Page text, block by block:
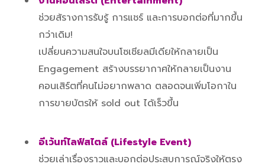
ช่วยส้รางการรับรู้ การแชร์ และการบอกต่อที่มากขึ้น
กว่าเดิม!
เปลี่ยนความสนใจบนโซเชียลมีเดียให้กลายเป็น
Engagement สร้างบรรยากาศให้กลายเป็นงาน
คอนเสิร์ตที่คนไม่อยากพลาด ตลอดจนเพิ่มโอกาใน
การขายบัตรให้ sold out ได้เร็วขึ้น
อีเว้นท์ไลฟ์สไตล์ (Lifestyle Event)
ช่วยเล่าเรื่องราวและบอกต่อประสบการณ์จริงให้ตรง